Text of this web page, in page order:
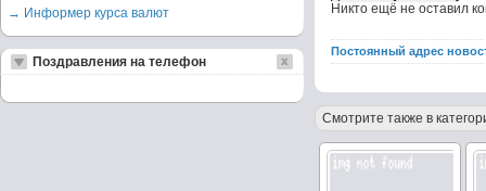
Никто ещё не оставил
Постоянный адрес
Смотрите также в
→ Информер курса валют
Поздравления на телефон